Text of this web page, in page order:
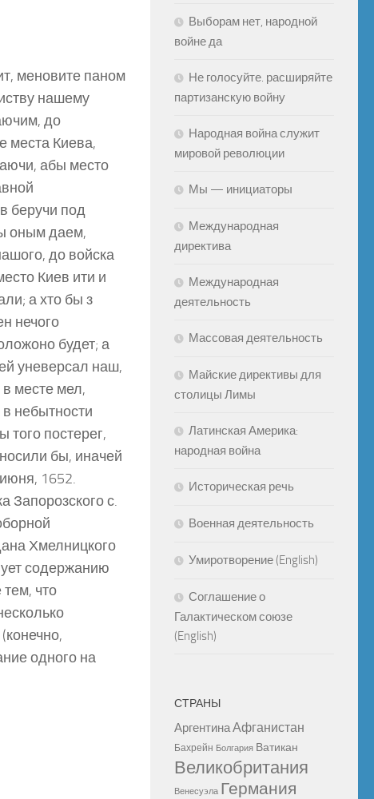
меновите паном
нашему
до
места Киева,
абы место
беручи под
оным даем,
до войска
Киев ити и
а хто бы з
нечого
будет; а
уневерсал наш,
месте мел,
небытности
того постерег,
бы, иначей
1652.
Запорозского с.
Хмелницкого
содержанию
что
одного на
Выборам нет, народной
войне да
Не голосуйте. расширяйте
партизанскую войну
Народная война служит
мировой революции
Мы — инициаторы
Международная
директива
Международная
деятельность
Массовая деятельность
Майские директивы для
столицы Лимы
Латинская Америка:
народная война
Историческая речь
Военная деятельность
Умиротворение (English)
Соглашение о
Галактическом союзе
(English)
СТРАНЫ
АргентинаАфганистан
Бахрейн Болгария Ватикан
Великобритания
Венесуэла Германия